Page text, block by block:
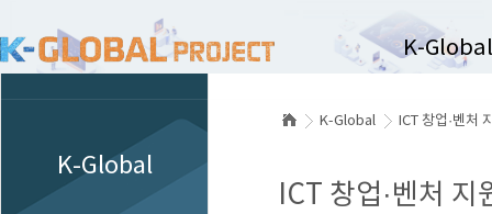
K-Global
멘토링
K-Global
K-Global ICT 창업·벤처
ICT 창업·벤처 지